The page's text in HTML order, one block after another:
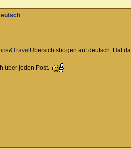
&TravelÜbersichtsbögen auf deutsch. Hat
über jeden Post.